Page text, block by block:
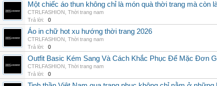
Một chiếc áo thun không chỉ là món quà thời trang mà
CTRLFASHION Thời trang nam
Trả lời:
0
Áo in chữ hot xu hướng thời trang 2026
CTRLFASHION Thời trang nam
Trả lời:
0
Outfit Basic Kém Sang Và Cách Khắc Phục Để Mặc Đơn
CTRLFASHION Thời trang nam
Trả lời:
0